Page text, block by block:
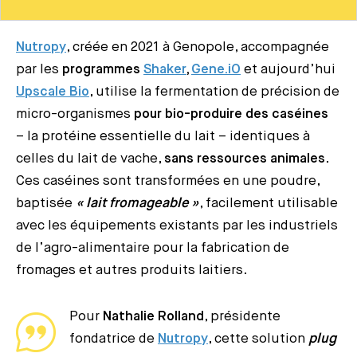
Nutropy, créée en 2021 à Genopole, accompagnée
par les programmes Shaker, Gene.iO et aujourd’hui
Upscale Bio, utilise la fermentation de précision de
micro-organismes pour bio-produire des caséines
– la protéine essentielle du lait – identiques à
celles du lait de vache, sans ressources animales.
Ces caséines sont transformées en une poudre,
baptisée « lait fromageable », facilement utilisable
avec les équipements existants par les industriels
de l’agro-alimentaire pour la fabrication de
fromages et autres produits laitiers.
Pour Nathalie Rolland , présidente
fondatrice de Nutropy, cette solution plug